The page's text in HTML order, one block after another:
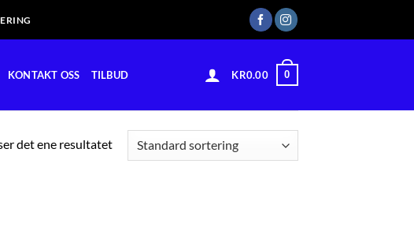
KONTAKT OSS TILBUD KR0.00 0
det ene resultatet